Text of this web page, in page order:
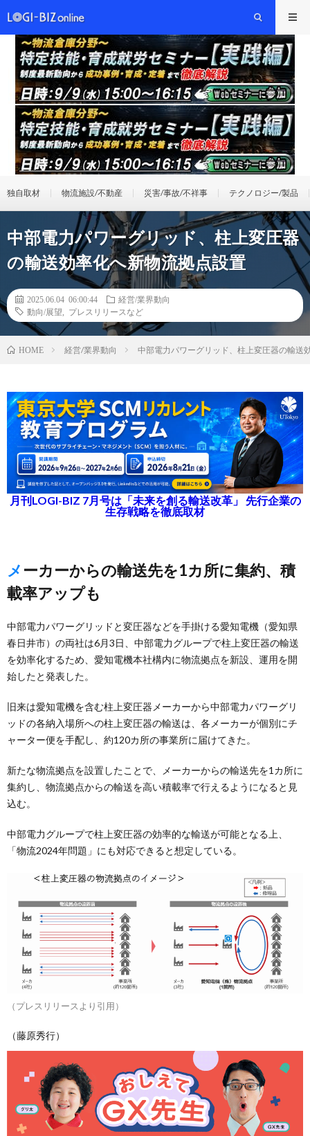
独自取材 物流施設/不動産 災害/事故/不祥事 テクノロジー/製品
中部電力パワーグリッド、柱上変圧器
の輸送効率化へ新物流拠点設置
2025.06.04 06:00:44
経営/業界動向
動向/展望
プレスリリースなど
HOME 経営/業界動向 中部電力パワーグリッド、柱上変圧器の輸送
月刊LOGI-BIZ 7月号は「未来を創る輸送改革」 先行企業の
生存戦略を徹底取材
メーカーからの輸送先を1カ所に集約、積
載率アップも
中部電力パワーグリッドと変圧器などを手掛ける愛知電機（愛知県
春日井市）の両社は6月3日、中部電力グループで柱上変圧器の輸送
を効率化するため、愛知電機本社構内に物流拠点を新設、運用を開
始したと発表した。
旧来は愛知電機を含む柱上変圧器メーカーから中部電力パワーグリ
ッドの各納入場所への柱上変圧器の輸送は、各メーカーが個別にチ
ャーター便を手配し、約120カ所の事業所に届けてきた。
新たな物流拠点を設置したことで、メーカーからの輸送先を1カ所に
集約し、物流拠点からの輸送を高い積載率で行えるようになると見
込む。
中部電力グループで柱上変圧器の効率的な輸送が可能となる上、
「物流2024年問題」にも対応できると想定している。
（プレスリリースより引用）
（藤原秀行）